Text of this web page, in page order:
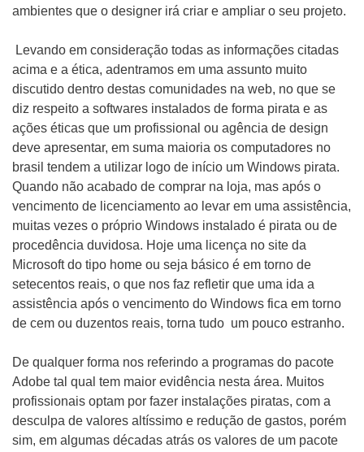
ambientes que o designer irá criar e ampliar o seu projeto.
Levando em consideração todas as informações citadas
acima e a ética, adentramos em uma assunto muito
discutido dentro destas comunidades na web, no que se
diz respeito a softwares instalados de forma pirata e as
ações éticas que um profissional ou agência de design
deve apresentar, em suma maioria os computadores no
brasil tendem a utilizar logo de início um Windows pirata.
Quando não acabado de comprar na loja, mas após o
vencimento de licenciamento ao levar em uma assistência,
muitas vezes o próprio Windows instalado é pirata ou de
procedência duvidosa. Hoje uma licença no site da
Microsoft do tipo home ou seja básico é em torno de
setecentos reais, o que nos faz refletir que uma ida a
assistência após o vencimento do Windows fica em torno
de cem ou duzentos reais, torna tudo um pouco estranho.
De qualquer forma nos referindo a programas do pacote
Adobe tal qual tem maior evidência nesta área. Muitos
profissionais optam por fazer instalações piratas, com a
desculpa de valores altíssimo e redução de gastos, porém
sim, em algumas décadas atrás os valores de um pacote